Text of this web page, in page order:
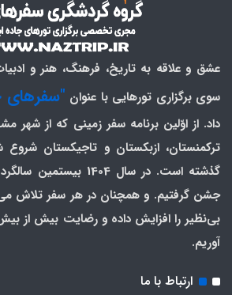
عشق و علاقه به تاریخ، فرهنگ، هنر و
سوی برگزاری تورهایی با عنوان "سفرهای
داد. از اوّلین برنامه سفر زمینی که از
ترکمنستان، ازبکستان و تاجیکستان
گذشته است. در سال 1404
جشن گرفتیم. و همچنان در هر سفر تلاش
بی‌نظیر را افزایش داده و رضایت بیش از
آوریم.
ارتباط با ما